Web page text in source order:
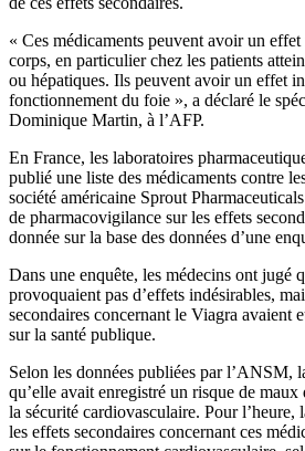
« Ces médicaments peuvent avoir un
corps, en particulier chez les patients
ou hépatiques. Ils peuvent avoir un effet
fonctionnement du foie », a déclaré le
Dominique Martin, à l’AFP.
En France, les laboratoires
publié une liste des médicaments contre
société américaine Sprout
de pharmacovigilance sur les effets
donnée sur la base des données d’une
Dans une enquête, les médecins ont jugé
provoquaient pas d’effets indésirables,
secondaires concernant le Viagra avaient
sur la santé publique.
Selon les données publiées par l’ANSM,
qu’elle avait enregistré un risque de
la sécurité cardiovasculaire. Pour l’heure,
les effets secondaires concernant ces